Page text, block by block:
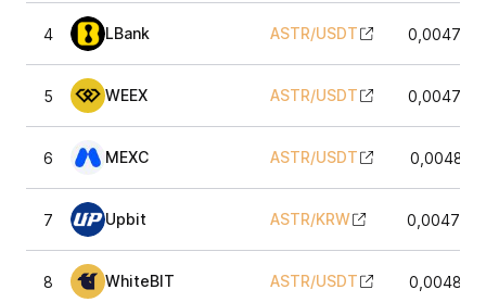
4 LBank ASTR/USDT
5 WEEX ASTR/USDT
6 MEXC ASTR/USDT
7 Upbit ASTR/KRW
8 WhiteBIT ASTR/USDT